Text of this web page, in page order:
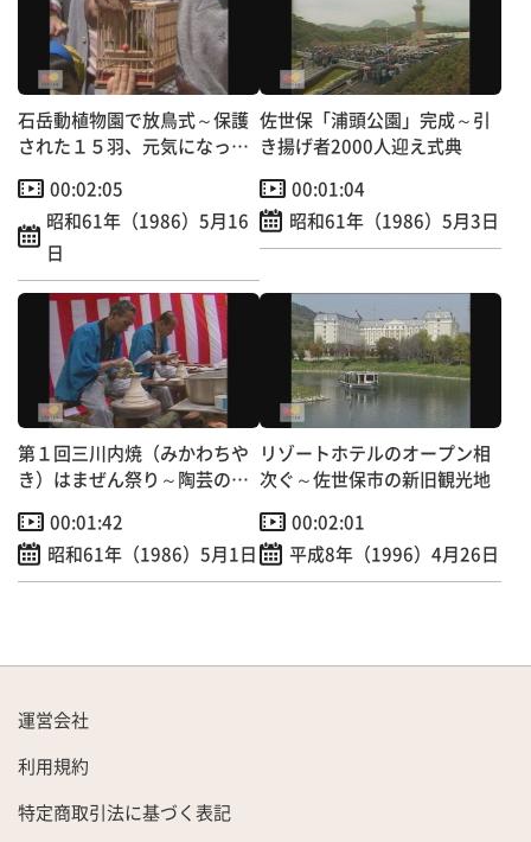
石岳動植物園で放鳥式～保護
された１５羽、元気になって
00:02:05
昭和61年（1986）5月16
日
佐世保「浦頭公園」完成～引
き揚げ者2000人迎え式典
00:01:04
昭和61年（1986）5月3日
第１回三川内焼（みかわちや
き）はまぜん祭り～陶芸の里
00:01:42
昭和61年（1986）5月1日
リゾートホテルのオープン相
次ぐ～佐世保市の新旧観光地
00:02:01
平成8年（1996）4月26日
運営会社
利用規約
特定商取引法に基づく表記